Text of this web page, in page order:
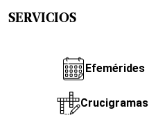
SERVICIOS
Efemérides
Crucigramas